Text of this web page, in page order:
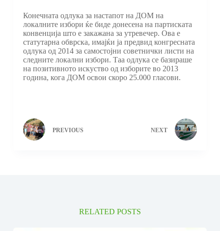
Конечната одлука за настапот на ДОМ на
локалните избори ќе биде донесена на партиската
конвенција што е закажана за утревечер. Ова е
статутарна обврска, имајќи ја предвид конгресната
одлука од 2014 за самостојни советнички листи на
следните локални избори. Таа одлука се базираше
на позитивното искуство од изборите во 2013
година, кога ДОМ освои скоро 25.000 гласови.
PREVIOUS NEXT
RELATED POSTS